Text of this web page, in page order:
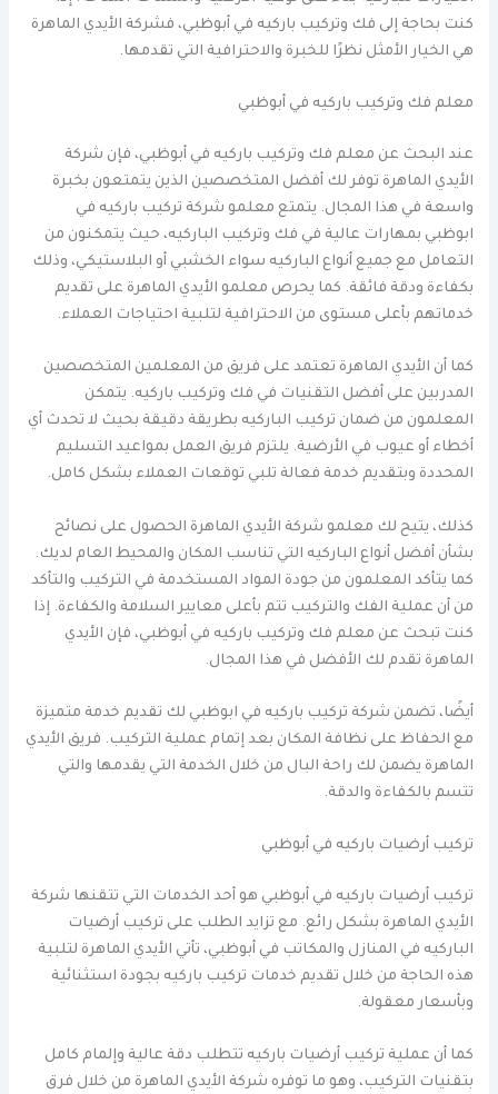
كنت بحاجة إلى فك وتركيب باركيه في أبوظبي، فشركة الأيدي الماهرة
هي الخيار الأمثل نظرًا للخبرة والاحترافية التي تقدمها.
معلم فك وتركيب باركيه في أبوظبي
عند البحث عن معلم فك وتركيب باركيه في أبوظبي، فإن شركة
الأيدي الماهرة توفر لك أفضل المتخصصين الذين يتمتعون بخبرة
واسعة في هذا المجال. يتمتع معلمو شركة تركيب باركيه في
ابوظبي بمهارات عالية في فك وتركيب الباركيه، حيث يتمكنون من
التعامل مع جميع أنواع الباركيه سواء الخشبي أو البلاستيكي، وذلك
بكفاءة ودقة فائقة. كما يحرص معلمو الأيدي الماهرة على تقديم
خدماتهم بأعلى مستوى من الاحترافية لتلبية احتياجات العملاء.
كما أن الأيدي الماهرة تعتمد على فريق من المعلمين المتخصصين
المدربين على أفضل التقنيات في فك وتركيب باركيه. يتمكن
المعلمون من ضمان تركيب الباركيه بطريقة دقيقة بحيث لا تحدث أي
أخطاء أو عيوب في الأرضية. يلتزم فريق العمل بمواعيد التسليم
المحددة وبتقديم خدمة فعالة تلبي توقعات العملاء بشكل كامل.
كذلك، يتيح لك معلمو شركة الأيدي الماهرة الحصول على نصائح
بشأن أفضل أنواع الباركيه التي تناسب المكان والمحيط العام لديك.
كما يتأكد المعلمون من جودة المواد المستخدمة في التركيب والتأكد
من أن عملية الفك والتركيب تتم بأعلى معايير السلامة والكفاءة. إذا
كنت تبحث عن معلم فك وتركيب باركيه في أبوظبي، فإن الأيدي
الماهرة تقدم لك الأفضل في هذا المجال.
أيضًا، تضمن شركة تركيب باركيه في ابوظبي لك تقديم خدمة متميزة
مع الحفاظ على نظافة المكان بعد إتمام عملية التركيب. فريق الأيدي
الماهرة يضمن لك راحة البال من خلال الخدمة التي يقدمها والتي
تتسم بالكفاءة والدقة.
تركيب أرضيات باركيه في أبوظبي
تركيب أرضيات باركيه في أبوظبي هو أحد الخدمات التي تتقنها شركة
الأيدي الماهرة بشكل رائع. مع تزايد الطلب على تركيب أرضيات
الباركيه في المنازل والمكاتب في أبوظبي، تأتي الأيدي الماهرة لتلبية
هذه الحاجة من خلال تقديم خدمات تركيب باركيه بجودة استثنائية
وبأسعار معقولة.
كما أن عملية تركيب أرضيات باركيه تتطلب دقة عالية وإلمام كامل
بتقنيات التركيب، وهو ما توفره شركة الأيدي الماهرة من خلال فرق